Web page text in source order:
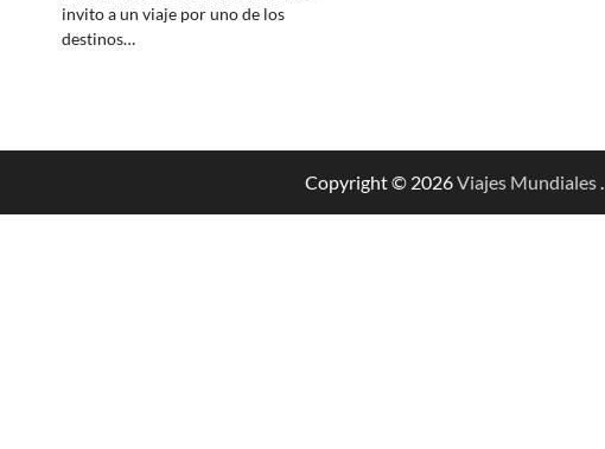
invito a un viaje por uno de los
destinos…
Copyright © 2026Viajes Mundiales.